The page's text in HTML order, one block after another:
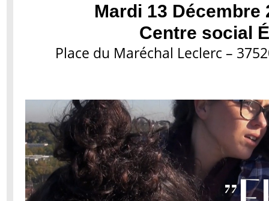
Mardi 13 Décembre
Centre social
Place du Maréchal Leclerc –